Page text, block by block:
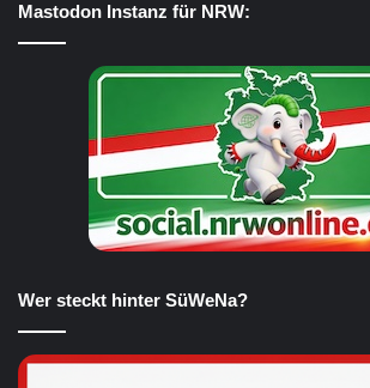
Mastodon Instanz für NRW:
Wer steckt hinter SüWeNa?